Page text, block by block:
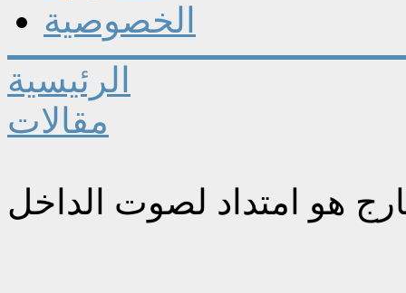
الخصوصية
الرئيسية
مقالات
هو امتداد لصوت الداخل